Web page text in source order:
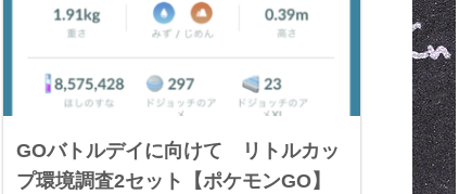
GOバトルデイに向けて リトルカッ
プ環境調査2セット【ポケモンGO】